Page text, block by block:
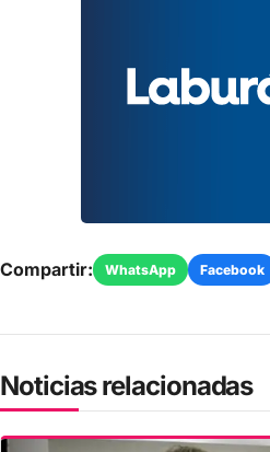
Compartir: WhatsApp Facebook
Noticias relacionadas